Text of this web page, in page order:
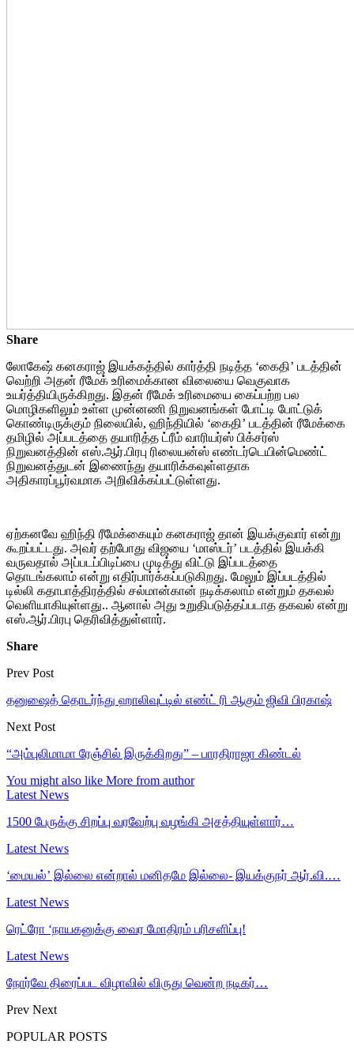
Share
லோகேஷ் கனகராஜ் இயக்கத்தில் கார்த்தி நடித்த ‘கைதி’ படத்தின்
வெற்றி அதன் ரீமேக் உரிமைக்கான விலையை வெகுவாக
உயர்த்தியிருக்கிறது. இதன் ரீமேக் உரிமையை கைப்பற்ற பல
மொழிகளிலும் உள்ள முன்னணி நிறுவனங்கள் போட்டி போட்டுக்
கொண்டிருக்கும் நிலையில், ஹிந்தியில் ‘கைதி’ படத்தின் ரீமேக்கை
தமிழில் அப்படத்தை தயாரித்த ட்ரீம் வாரியர்ஸ் பிக்சர்ஸ்
நிறுவனத்தின் எஸ்.ஆர்.பிரபு ரிலையன்ஸ் எண்டர்டெயின்மெண்ட்
நிறுவனத்துடன் இணைந்து தயாரிக்கவுள்ளதாக
அதிகாரப்பூர்வமாக அறிவிக்கப்பட்டுள்ளது.
ஏற்கனவே ஹிந்தி ரீமேக்கையும் கனகராஜ் தான் இயக்குவார் என்று
கூறப்பட்டது. அவர் தற்போது விஜயை ‘மாஸ்டர்’ படத்தில் இயக்கி
வருவதால் அப்படப்பிடிப்பை முடித்து விட்டு இப்படத்தை
தொடங்கலாம் என்று எதிர்பார்க்கப்படுகிறது. மேலும் இப்படத்தில்
டில்லி கதாபாத்திரத்தில் சல்மான்கான் நடிக்கலாம் என்றும் தகவல்
வெளியாகியுள்ளது.. ஆனால் அது உறுதிபடுத்தப்படாத தகவல் என்று
எஸ்.ஆர்.பிரபு தெரிவித்துள்ளார்.
Share
Prev Post
தனுஷைத் தொடர்ந்து ஹாலிவுட்டில் எண்ட் ரி ஆகும் ஜிவி பிரகாஷ்
Next Post
“அம்புலிமாமா ரேஞ்சில் இருக்கிறது” – பாரதிராஜா கிண்டல்
You might also like More from author
Latest News
1500 பேருக்கு சிறப்பு வரவேற்பு வழங்கி அசத்தியுள்ளார்…
Latest News
‘மையல்’ இல்லை என்றால் மனிதமே இல்லை- இயக்குநர் ஆர்.வி.…
Latest News
ரெட்ரோ ‘நாயகனுக்கு வைர மோதிரம் பரிசளிப்பு!
Latest News
நோர்வே திரைப்பட விழாவில் விருது வென்ற நடிகர்…
Prev Next
POPULAR POSTS